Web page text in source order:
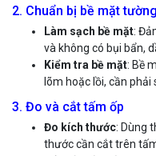
2. Chuẩn bị bề mặt tường
Làm sạch bề mặt:
và không có bụi bẩn,
Kiểm tra bề mặt: Bề
lõm hoặc lồi, cần
3. Đo và cắt tấm ốp
Đo kích thước: Dùng
thước cần cắt trên